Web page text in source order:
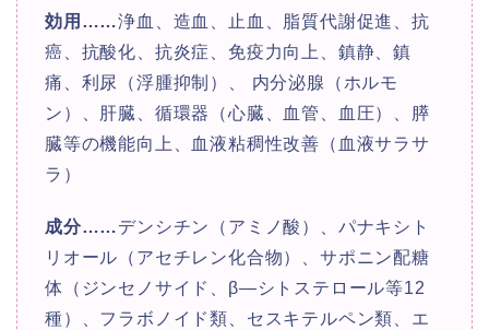
効用 ……浄血、造血、止血、脂質代謝促進、抗
癌、抗酸化、抗炎症、免疫力向上、鎮静、鎮
痛、利尿（浮腫抑制）、 内分泌腺（ホルモ
ン）、肝臓、循環器（心臓、血管、血圧）、膵
臓等の機能向上、血液粘稠性改善（血液サラサ
ラ）
成分……デンシチン（アミノ酸）、パナキシト
リオール（アセチレン化合物）、サポニン配糖
体（ジンセノサイド、β―シトステロール等12
種）、フラボノイド類、セスキテルペン類、エ